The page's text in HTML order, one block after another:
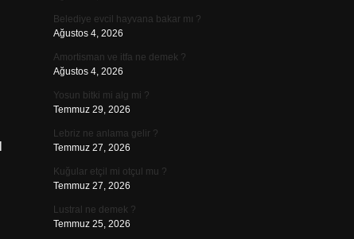
Belediye evcil hayvana bakar mı ?
Ağustos 4, 2026
Amortisman ve itfa ne demek ?
Ağustos 4, 2026
Yosun bitki mi alg mi ?
Temmuz 29, 2026
Lebriz ne anlama gelir ?
Temmuz 27, 2026
Kuğular etçil mi otçul mu ?
Temmuz 27, 2026
Lustral ne demek ?
Temmuz 25, 2026